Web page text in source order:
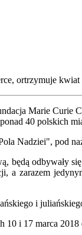
ortrzymuje
Marie Curie
40 polskich
Nadziei", pod
będą odbywały
a zarazem
i
i 17 marca